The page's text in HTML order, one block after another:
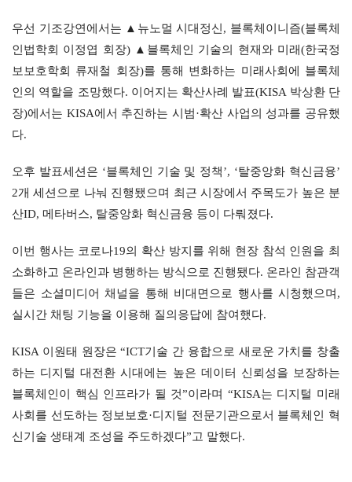
우선 기조강연에서는 ▲뉴노멀 시대정신, 블록체이니즘(블록체
인법학회 이정엽 회장) ▲블록체인 기술의 현재와 미래(한국정
보보호학회 류재철 회장)를 통해 변화하는 미래사회에 블록체
인의 역할을 조망했다. 이어지는 확산사례 발표(KISA 박상환 단
장)에서는 KISA에서 추진하는 시범·확산 사업의 성과를 공유했
다.
오후 발표세션은 ‘블록체인 기술 및 정책’, ‘탈중앙화 혁신금융’
2개 세션으로 나눠 진행됐으며 최근 시장에서 주목도가 높은 분
산ID, 메타버스, 탈중앙화 혁신금융 등이 다뤄졌다.
이번 행사는 코로나19의 확산 방지를 위해 현장 참석 인원을 최
소화하고 온라인과 병행하는 방식으로 진행됐다. 온라인 참관객
들은 소셜미디어 채널을 통해 비대면으로 행사를 시청했으며,
실시간 채팅 기능을 이용해 질의응답에 참여했다.
KISA 이원태 원장은 “ICT기술 간 융합으로 새로운 가치를 창출
하는 디지털 대전환 시대에는 높은 데이터 신뢰성을 보장하는
블록체인이 핵심 인프라가 될 것”이라며 “KISA는 디지털 미래
사회를 선도하는 정보보호·디지털 전문기관으로서 블록체인 혁
신기술 생태계 조성을 주도하겠다”고 말했다.